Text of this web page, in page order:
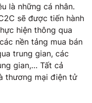
là những cá nhân.
sẽ được tiến hành
hiện thông qua
nền tảng mua bán
trung gian, các
gian,… Tất cả
thương mại điện tử